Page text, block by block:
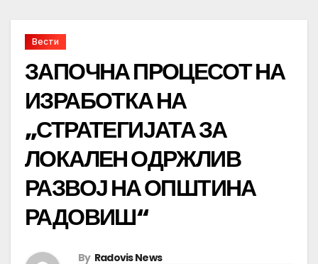
Вести
ЗАПОЧНА ПРОЦЕСОТ НА
ИЗРАБОТКА НА
„СТРАТЕГИЈАТА ЗА
ЛОКАЛЕН ОДРЖЛИВ
РАЗВОЈ НА ОПШТИНА
РАДОВИШ“
By Radovis News